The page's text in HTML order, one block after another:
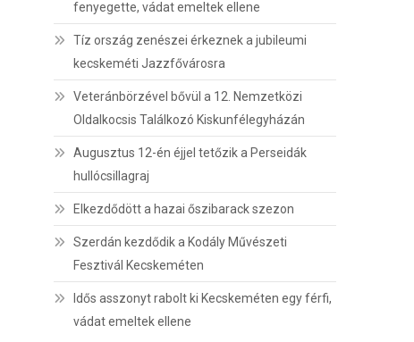
fenyegette, vádat emeltek ellene
Tíz ország zenészei érkeznek a jubileumi
kecskeméti Jazzfővárosra
Veteránbörzével bővül a 12. Nemzetközi
Oldalkocsis Találkozó Kiskunfélegyházán
Augusztus 12-én éjjel tetőzik a Perseidák
hullócsillagraj
Elkezdődött a hazai őszibarack szezon
Szerdán kezdődik a Kodály Művészeti
Fesztivál Kecskeméten
Idős asszonyt rabolt ki Kecskeméten egy férfi,
vádat emeltek ellene